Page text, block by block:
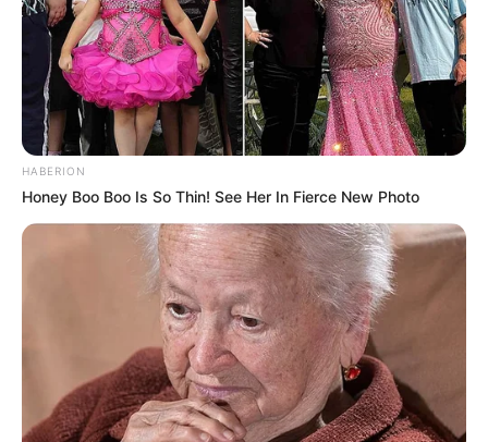
8 Kata Lucu Seputar Malam
Minggu ala Jomblo yang Bikin
Ngenes
10 Desain Kanopi Tempat
Tidur, Serasa Beristirahat di
Kamar Raja
HABERION
Honey Boo Boo Is So Thin! See Her In Fierce New Photo